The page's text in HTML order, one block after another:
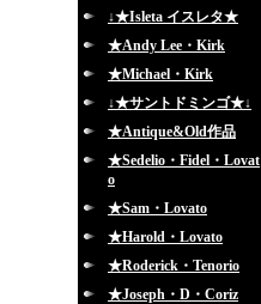
↓★Isleta イスレタ★
★Andy Lee・Kirk
★Michael・Kirk
↓★サントドミンゴ★↓
★Antique&Old作品
★Sedelio・Fidel・Lovat
o
★Sam・Lovato
★Harold・Lovato
★Roderick・Tenorio
★Joseph・D・Coriz